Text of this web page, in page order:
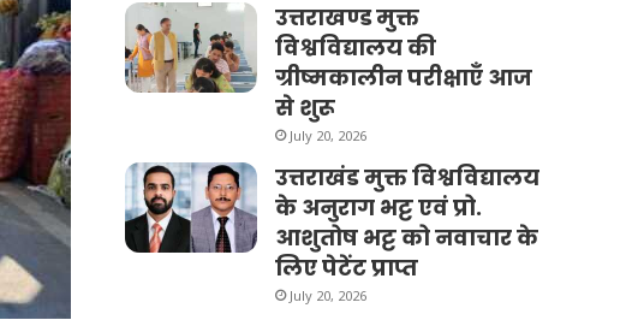
उत्तराखण्ड मुक्त
विश्वविद्यालय की
ग्रीष्मकालीन परीक्षाएँ आज
से शुरू
July 20, 2026
उत्तराखंड मुक्त विश्वविद्यालय
के अनुराग भट्ट एवं प्रो.
आशुतोष भट्ट को नवाचार के
लिए पेटेंट प्राप्त
July 20, 2026